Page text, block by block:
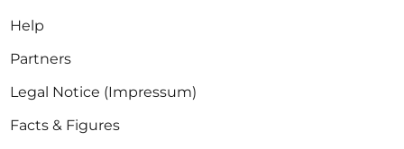
Help
Partners
Legal Notice (Impressum)
Facts & Figures